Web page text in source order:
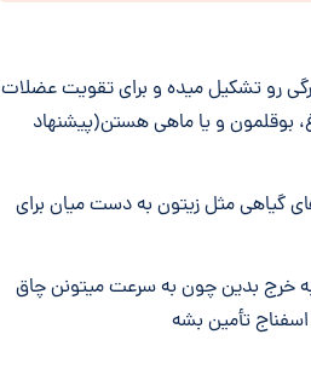
رو تشکیل میده و برای تقویت عضلات
بوقلمون و یا ماهی هستن(پیشنهاد
و روغن‌های گیاهی مثل زیتون به دست میان برای
خرج بدین چون به سرعت میتونن چاق
تأمین بشه